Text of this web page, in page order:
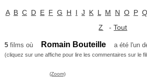
A B C D E F G H I J K L M N O P Q
Z -Tout
5films où Romain Bouteille a été l'un
(cliquez sur une affiche pour lire les commentaires sur le
(Zoom)